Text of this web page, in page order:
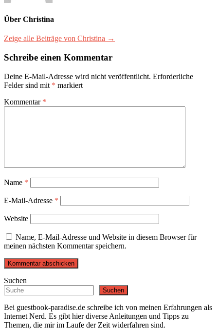
Über Christina
Zeige alle Beiträge von Christina →
Schreibe einen Kommentar
Deine E-Mail-Adresse wird nicht veröffentlicht. Erforderliche
Felder sind mit * markiert
Kommentar *
Name *
E-Mail-Adresse *
Website
Name, E-Mail-Adresse und Website in diesem Browser für
meinen nächsten Kommentar speichern.
Suchen
Suchen
Bei guestbook-paradise.de schreibe ich von meinen Erfahrungen als
Internet Nerd. Es gibt hier diverse Anleitungen und Tipps zu
Themen, die mir im Laufe der Zeit widerfahren sind.